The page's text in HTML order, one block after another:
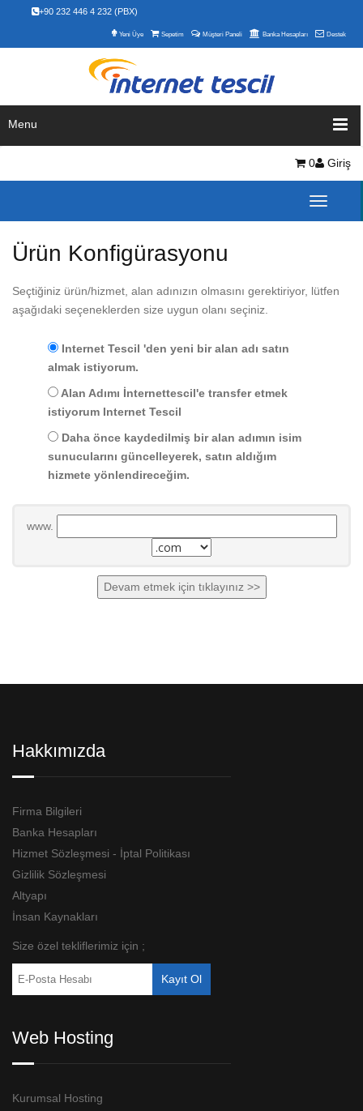
+90 232 446 4 232 (PBX)
Yeni Üye Sepetim Müşteri Paneli Banka Hesapları Destek
Menu
Giriş
0
Toggle
Ürün Konfigürasyonu
Seçtiğiniz ürün/hizmet, alan adınızın olmasını gerektiriyor, lütfen
aşağıdaki seçeneklerden size uygun olanı seçiniz.
Internet Tescil 'den yeni bir alan adı satın
almak istiyorum.
Alan Adımı İnternettescil'e transfer etmek
istiyorum Internet Tescil
Daha önce kaydedilmiş bir alan adımın isim
sunucularını güncelleyerek, satın aldığım
hizmete yönlendireceğim.
www.
Hakkımızda
Firma Bilgileri
Banka Hesapları
Hizmet Sözleşmesi - İptal Politikası
Gizlilik Sözleşmesi
Altyapı
İnsan Kaynakları
Size özel tekliflerimiz için ;
Web Hosting
Kurumsal Hosting